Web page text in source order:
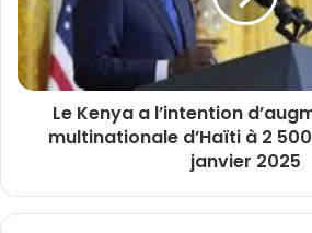
Le Kenya a l’intention
multinationale d’Haïti à 2
janvier 2025